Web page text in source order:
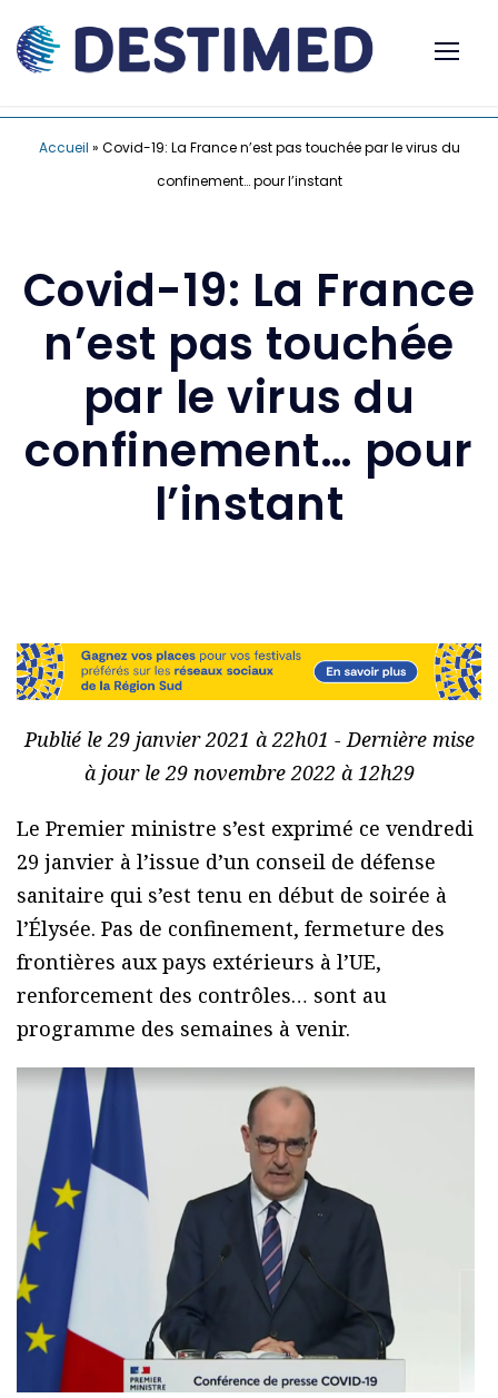
Accueil » Covid-19: La France n’est pas touchée par le virus du
confinement… pour l’instant
Covid-19: La France
n’est pas touchée
par le virus du
confinement… pour
l’instant
Publié le 29 janvier 2021 à 22h01 - Dernière mise
à jour le 29 novembre 2022 à 12h29
Le Premier ministre s’est exprimé ce vendredi
29 janvier à l’issue d’un conseil de défense
sanitaire qui s’est tenu en début de soirée à
l’Élysée. Pas de confinement, fermeture des
frontières aux pays extérieurs à l’UE,
renforcement des contrôles… sont au
programme des semaines à venir.